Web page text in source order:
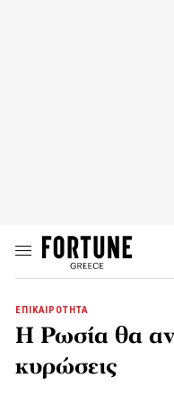
ΕΠΙΚΑΙΡΟΤΗΤΑ
Η Ρωσία θα
κυρώσεις